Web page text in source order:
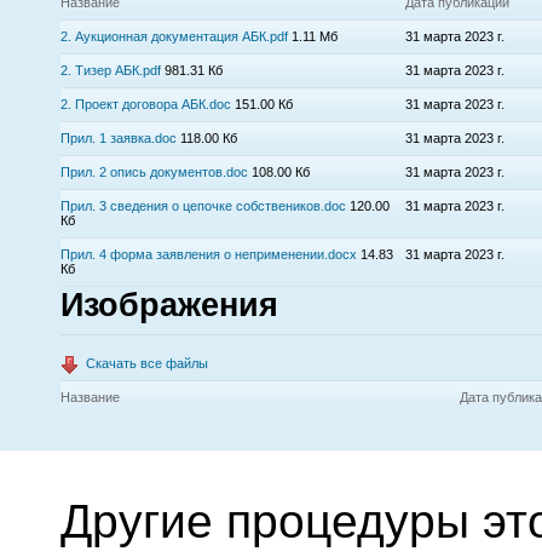
2. Аукционная документация АБК.pdf 1.11 Мб 31 марта 2023 г.
2. Тизер АБК.pdf 981.31 Кб 31 марта 2023 г.
2. Проект договора АБК.doc 151.00 Кб 31 марта 2023 г.
Прил. 1 заявка.doc 118.00 Кб 31 марта 2023 г.
Прил. 2 опись документов.doc 108.00 Кб 31 марта 2023 г.
Прил. 3 сведения о цепочке собствеников.doc 120.00
Кб
31 марта 2023 г.
Прил. 4 форма заявления о неприменении.docx 14.83
Кб
31 марта 2023 г.
Изображения
Скачать все файлы
Название Дата
Другие процедуры